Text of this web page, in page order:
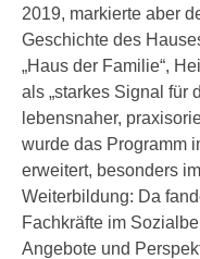
2019, markierte aber
Geschichte des
„Haus der Familie“,
als „starkes Signal für
lebensnaher,
wurde das Programm
erweitert, besonders
Weiterbildung: Da
Fachkräfte im
Angebote und